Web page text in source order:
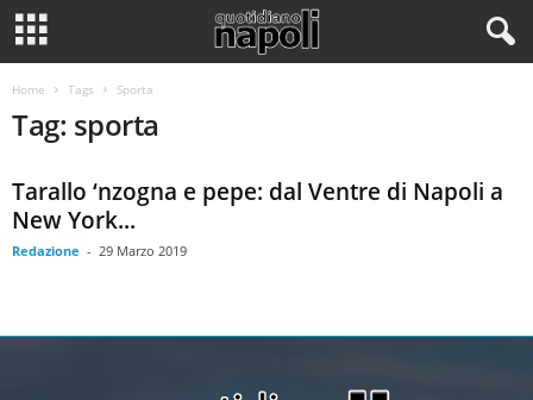
Home Tags Sporta
Tag: sporta
Tarallo ‘nzogna e pepe: dal Ventre di Napoli a
New York...
Redazione - 29 Marzo 2019